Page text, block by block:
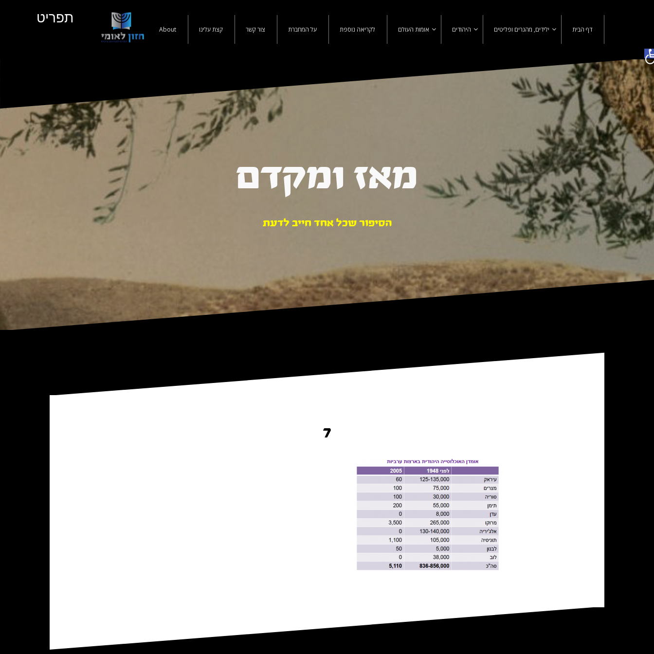
פתח סרגל נגישות
תפריט
דף הבית ילידים, מהגרים ופליטים היהודים אומות העולם לקריאה נוספת על המחברת צור קשר קצת עלינו About
מאז ומקדם
הסיפור שכל אחד חייב לדעת
7